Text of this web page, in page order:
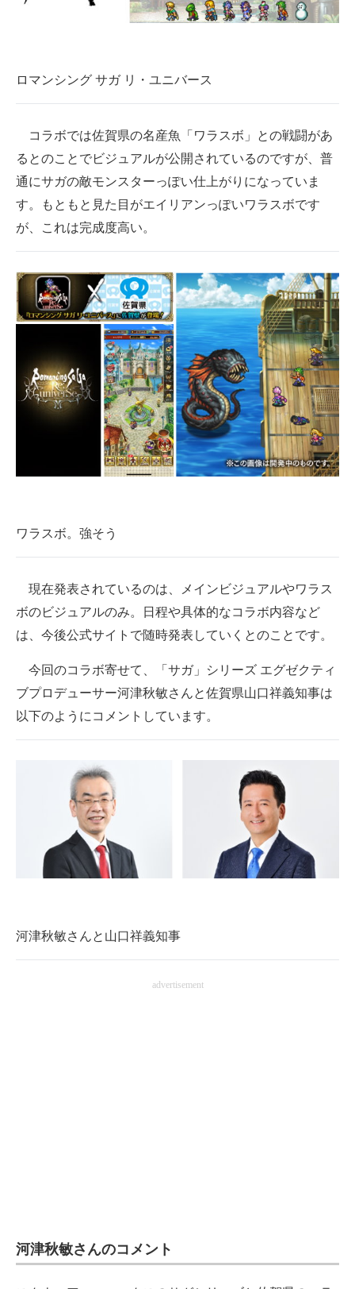
ロマンシング サガ リ・ユニバース
コラボでは佐賀県の名産魚「ワラスボ」との戦闘があ
るとのことでビジュアルが公開されているのですが、普
通にサガの敵モンスターっぽい仕上がりになっていま
す。もともと見た目がエイリアンっぽいワラスボです
が、これは完成度高い。
ワラスボ。強そう
現在発表されているのは、メインビジュアルやワラス
ボのビジュアルのみ。日程や具体的なコラボ内容など
は、今後公式サイトで随時発表していくとのことです。
今回のコラボ寄せて、「サガ」シリーズ エグゼクティ
ブプロデューサー河津秋敏さんと佐賀県山口祥義知事は
以下のようにコメントしています。
河津秋敏さんと山口祥義知事
advertisement
河津秋敏さんのコメント